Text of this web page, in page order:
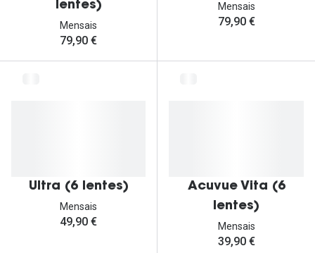
lentes)
Mensais
79,90 €
Mensais
79,90 €
Ultra (6 lentes)
Mensais
49,90 €
Acuvue Vita (6
lentes)
Mensais
39,90 €